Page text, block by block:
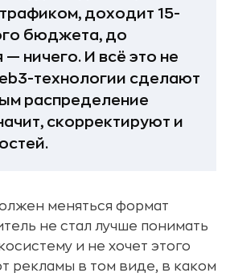
доходит 15-
бюджета, до
— ничего. И всё это не
технологии сделают
распределение
скорректируют и
меняться формат
не стал лучше понимать
и не хочет этого
рекламы в том виде, в каком